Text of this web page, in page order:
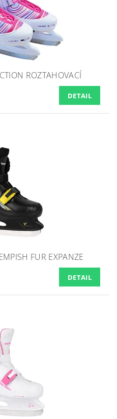
ROZTAHOVACÍ
DETAIL
FUR EXPANZE
DETAIL